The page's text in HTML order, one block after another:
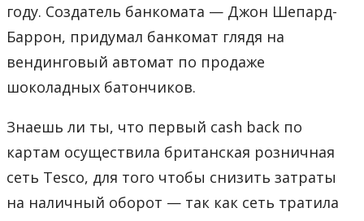
году. Создатель банкомата — Джон Шепард-
Баррон, придумал банкомат глядя на
вендинговый автомат по продаже
шоколадных батончиков.
Знаешь ли ты, что первый cash back по
картам осуществила британская розничная
сеть Tesco, для того чтобы снизить затраты
на наличный оборот — так как сеть тратила